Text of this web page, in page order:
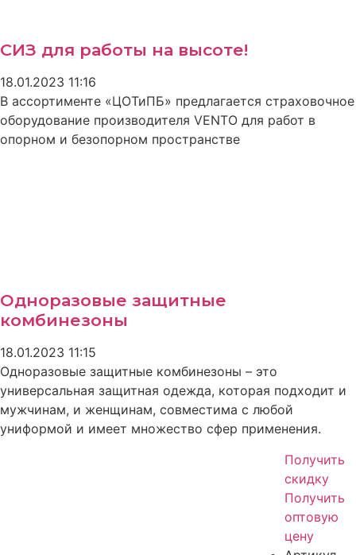
СИЗ для работы на высоте!
18.01.2023 11:16
В ассортименте «ЦОТиПБ» предлагается страховочное
оборудование производителя VENTO для работ в
опорном и безопорном пространстве
Одноразовые защитные
комбинезоны
18.01.2023 11:15
Одноразовые защитные комбинезоны – это
универсальная защитная одежда, которая подходит и
мужчинам, и женщинам, совместима с любой
униформой и имеет множество сфер применения.
Получить
скидку
Получить
оптовую
цену